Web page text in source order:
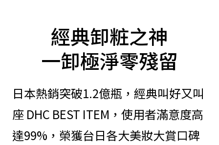
經典卸粧之神
一卸極淨零殘留
日本熱銷突破1.2億瓶，經典叫好又叫
座 DHC BEST ITEM，使用者滿意度高
達99%，榮獲台日各大美妝大賞口碑